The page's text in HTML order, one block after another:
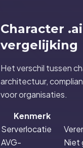
Character
vergelijking
Het verschil tussen
architectuur,
voor organisaties.
Kenmerk
Serverlocatie
AVG-
Niet